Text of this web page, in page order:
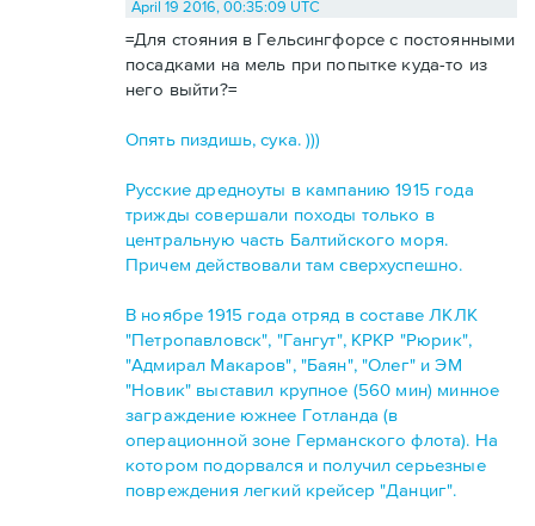
April 19 2016, 00:35:09 UTC
=Для стояния в Гельсингфорсе с постоянными
посадками на мель при попытке куда-то из
него выйти?=
Опять пиздишь, сука. )))
Русские дредноуты в кампанию 1915 года
трижды совершали походы только в
центральную часть Балтийского моря.
Причем действовали там сверхуспешно.
В ноябре 1915 года отряд в составе ЛКЛК
"Петропавловск", "Гангут", КРКР "Рюрик",
"Адмирал Макаров", "Баян", "Олег" и ЭМ
"Новик" выставил крупное (560 мин) минное
заграждение южнее Готланда (в
операционной зоне Германского флота). На
котором подорвался и получил серьезные
повреждения легкий крейсер "Данциг".